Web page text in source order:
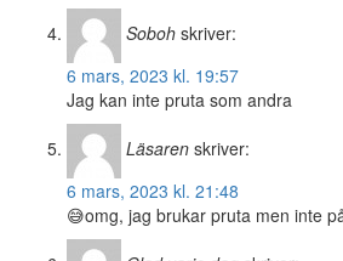
Soboh skriver:
6 mars, 2023 kl. 19:57
Jag kan inte pruta som andra
Läsaren skriver:
6 mars, 2023 kl. 21:48
😅omg, jag brukar pruta men inte